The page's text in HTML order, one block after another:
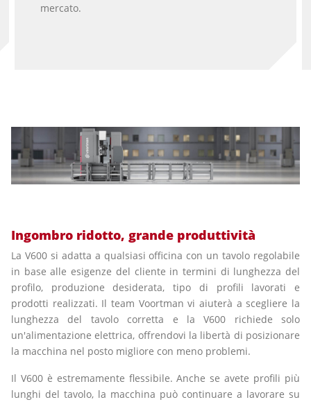
mercato.
Ingombro ridotto, grande produttività
La V600 si adatta a qualsiasi officina con un tavolo regolabile
in base alle esigenze del cliente in termini di lunghezza del
profilo, produzione desiderata, tipo di profili lavorati e
prodotti realizzati. Il team Voortman vi aiuterà a scegliere la
lunghezza del tavolo corretta e la V600 richiede solo
un'alimentazione elettrica, offrendovi la libertà di posizionare
la macchina nel posto migliore con meno problemi.
Il V600 è estremamente flessibile. Anche se avete profili più
lunghi del tavolo, la macchina può continuare a lavorare su